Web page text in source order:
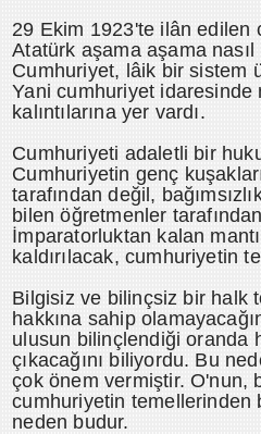
29 Ekim 1923'te ilân edilen
Atatürk aşama aşama nasıl
Cumhuriyet, lâik bir sistem
Yani cumhuriyet
kalıntılarına yer vardı.
Cumhuriyeti adaletli bir
Cumhuriyetin genç
tarafından değil,
bilen öğretmenler
İmparatorluktan kalan
kaldırılacak, cumhuriyetin
Bilgisiz ve bilinçsiz bir halk
hakkına sahip
ulusun bilinçlendiği oranda
çıkacağını biliyordu. Bu
çok önem vermiştir. O'nun,
cumhuriyetin temellerinden
neden budur.